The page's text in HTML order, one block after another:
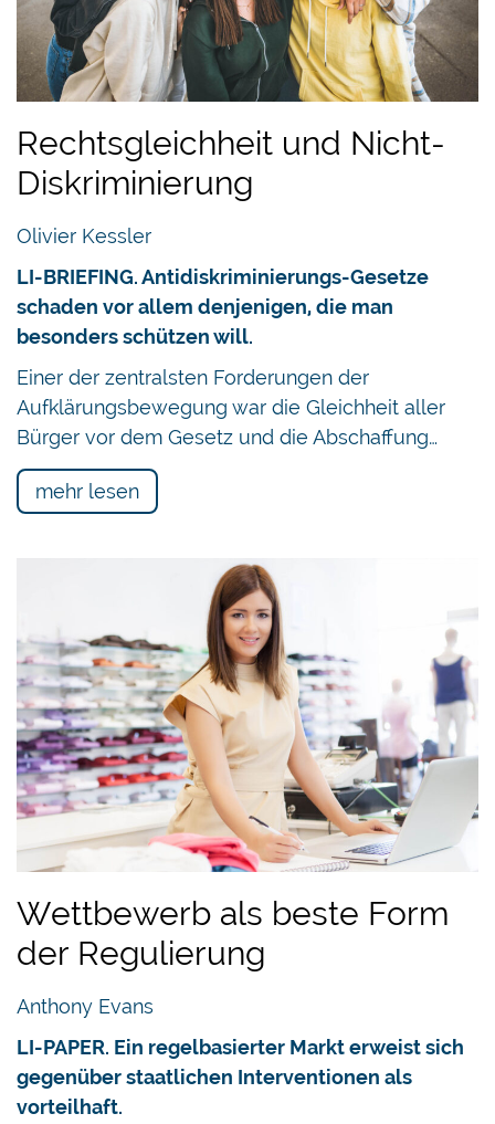
Rechtsgleichheit und Nicht-
Diskriminierung
Olivier Kessler
LI-BRIEFING. Antidiskriminierungs-Gesetze
schaden vor allem denjenigen, die man
besonders schützen will.
Einer der zentralsten Forderungen der
Aufklärungsbewegung war die Gleichheit aller
Bürger vor dem Gesetz und die Abschaffung…
mehr lesen
Wettbewerb als beste Form
der Regulierung
Anthony Evans
LI-PAPER. Ein regelbasierter Markt erweist sich
gegenüber staatlichen Interventionen als
vorteilhaft.